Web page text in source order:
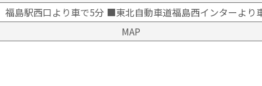
島駅西口より車で5分 ■東北自動車道福島西インターより
MAP